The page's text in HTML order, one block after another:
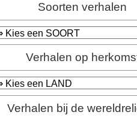
Soorten verhalen
Verhalen op
Verhalen bij de